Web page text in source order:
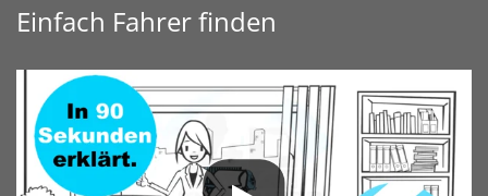
Einfach Fahrer finden